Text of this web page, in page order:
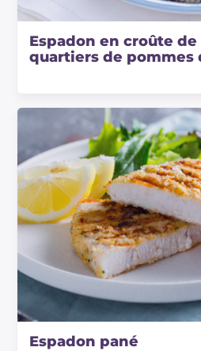
Espadon en croûte
quartiers de pommes
Espadon pané